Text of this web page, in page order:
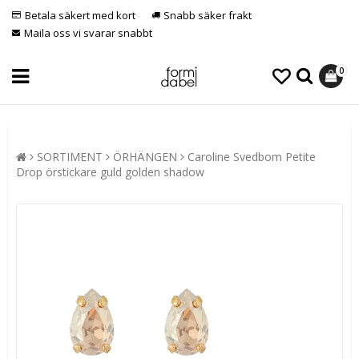
Betala säkert med kort
Snabb säker frakt
Maila oss vi svarar snabbt
0
SORTIMENT ÖRHÄNGEN
Caroline Svedbom Petite
Drop örstickare guld golden shadow